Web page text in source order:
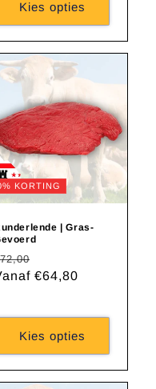
Kies opties
KORTING
| Gras-
€64,80
Kies opties